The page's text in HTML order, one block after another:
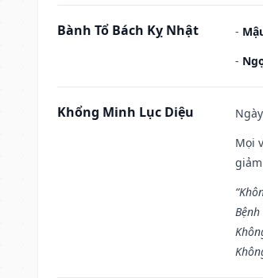
Bành Tổ Bách Kỵ Nhật -
-
Khổng Minh Lục Diệu
Mọi